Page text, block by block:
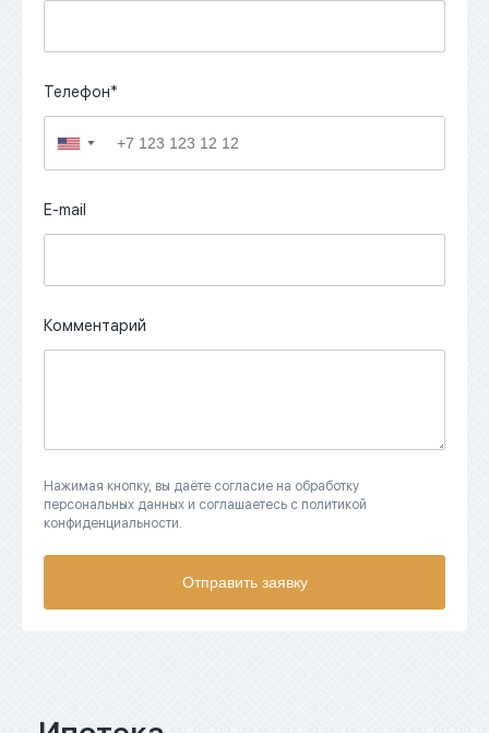
Телефон*
▼
E-mail
Комментарий
Нажимая кнопку, вы даёте согласие на обработку
персональных данных и соглашаетесь с политикой
конфиденциальности.
Отправить заявку